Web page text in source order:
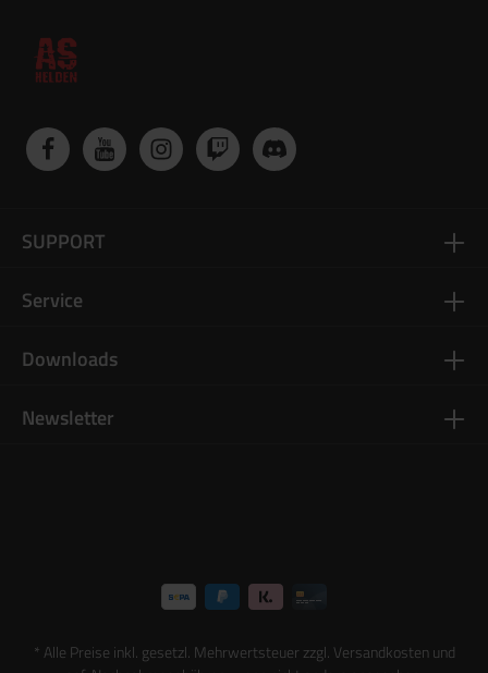
Newsletter
SUPPORT
Service
Downloads
* Alle Preise inkl. gesetzl. Mehrwertsteuer zzgl. Versandkostenund